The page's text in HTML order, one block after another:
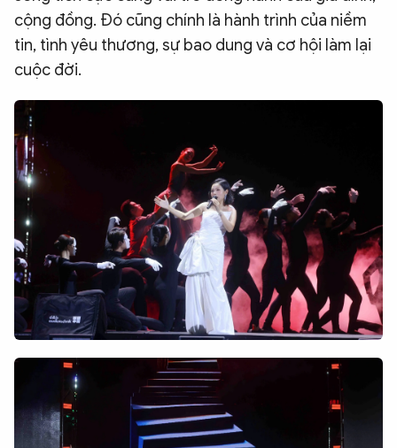
cộng đồng. Đó cũng chính là hành trình của niềm
tin, tình yêu thương, sự bao dung và cơ hội làm lại
cuộc đời.